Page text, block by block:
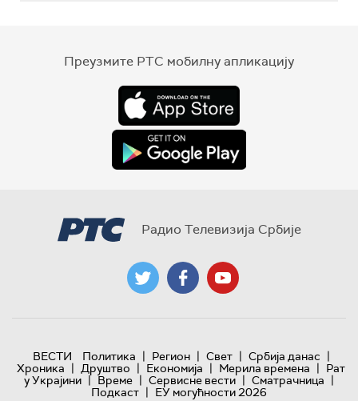
Преузмите РТС мобилну апликацију
Радио Телевизија Србије
ВЕСТИ Политика | Регион | Свет | Србија данас |
Хроника | Друштво | Економија | Мерила времена | Рат
у Украјини | Време | Сервисне вести | Сматрачница |
Подкаст | ЕУ могућности 2026